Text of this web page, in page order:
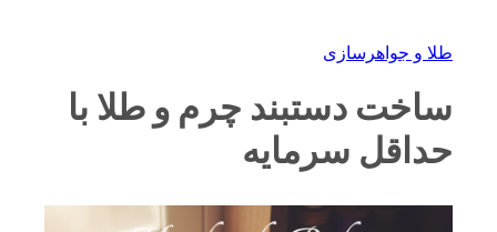
طلا و جواهرسازی
ساخت دستبند چرم و طلا با
حداقل سرمایه